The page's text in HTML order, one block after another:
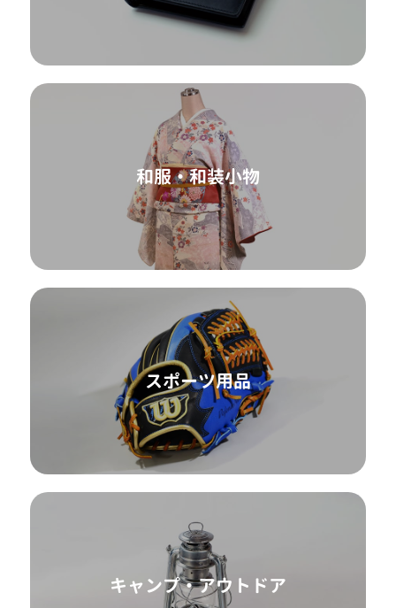
和服・和装小物
スポーツ用品
キャンプ・アウトドア